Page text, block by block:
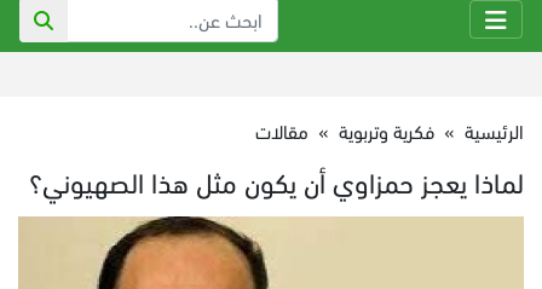
الرئيسية » فكرية وتربوية » مقالات
لماذا يعجز حمزاوي أن يكون مثل هذا الصهيوني؟